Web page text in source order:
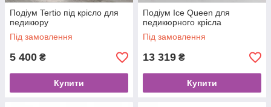
Подіум Tertio під крісло для
педикюру
Під замовлення
5 400 ₴
Купити
Подіум Ice Queen для
педикюрного крісла
Під замовлення
13 319 ₴
Купити